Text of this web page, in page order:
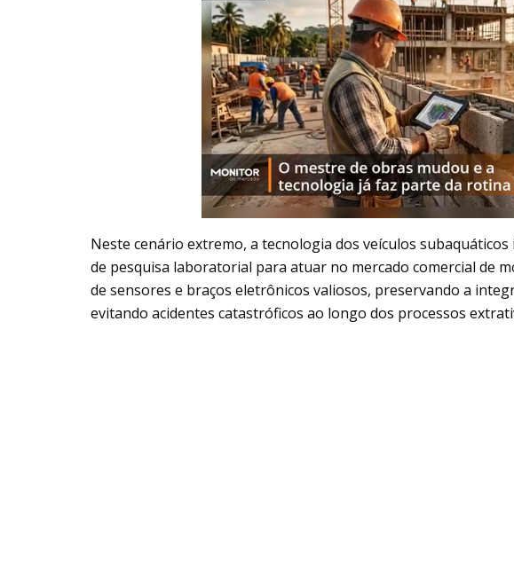
Neste cenário extremo, a tecnologia dos veículos
de pesquisa laboratorial para atuar no mercado comercial de
de sensores e braços eletrônicos valiosos, preservando a
evitando acidentes catastróficos ao longo dos processos